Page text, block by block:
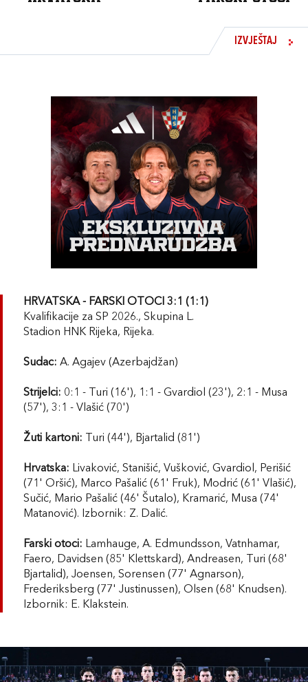
IZVJEŠTAJ
HRVATSKA - FARSKI OTOCI 3:1 (1:1)
Kvalifikacije za SP 2026., Skupina L.
Stadion HNK Rijeka, Rijeka.
Sudac: A. Agajev (Azerbajdžan)
Strijelci: 0:1 - Turi (16'), 1:1 - Gvardiol (23'), 2:1 - Musa
(57'), 3:1 - Vlašić (70')
Žuti kartoni: Turi (44'), Bjartalid (81')
Hrvatska: Livaković, Stanišić, Vušković, Gvardiol, Perišić
(71' Oršić), Marco Pašalić (61' Fruk), Modrić (61' Vlašić),
Sučić, Mario Pašalić (46' Šutalo), Kramarić, Musa (74'
Matanović). Izbornik: Z. Dalić.
Farski otoci: Lamhauge, A. Edmundsson, Vatnhamar,
Faero, Davidsen (85' Klettskard), Andreasen, Turi (68'
Bjartalid), Joensen, Sorensen (77' Agnarson),
Frederiksberg (77' Justinussen), Olsen (68' Knudsen).
Izbornik: E. Klakstein.